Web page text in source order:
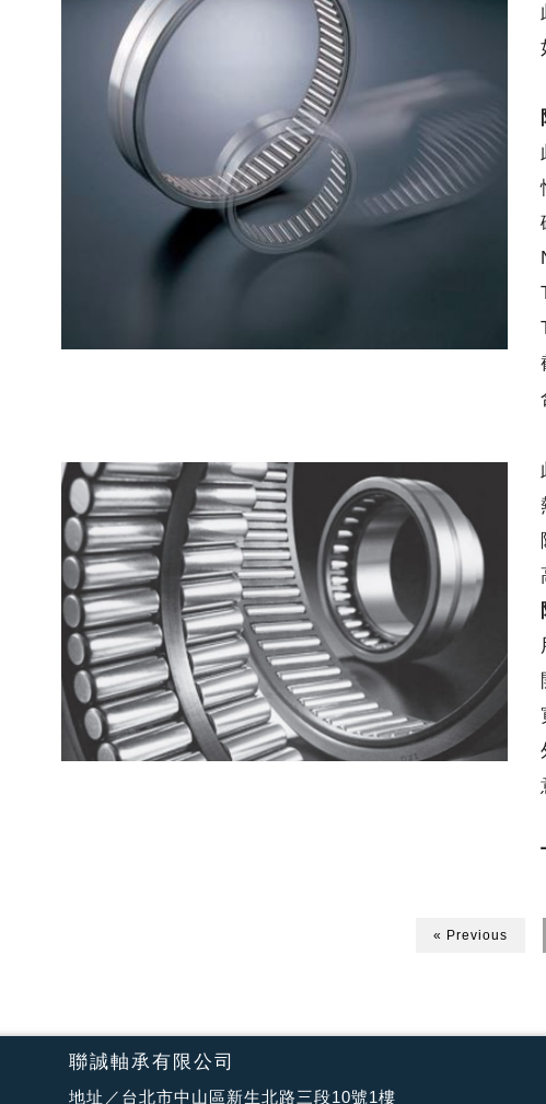
« Previous
聯誠軸承有限公司
地址／台北市中山區新生北路三段10號1樓